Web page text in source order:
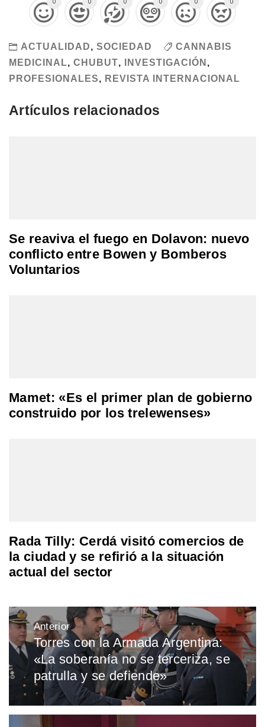
0 0 0 0 0 0
ACTUALIDAD, SOCIEDAD
CANNABIS
MEDICINAL, CHUBUT, INVESTIGACIÓN ,
PROFESIONALES, REVISTA INTERNACIONAL
Artículos relacionados
Se reaviva el fuego en Dolavon: nuevo
conflicto entre Bowen y Bomberos
Voluntarios
Mamet: «Es el primer plan de gobierno
construido por los trelewenses»
Rada Tilly: Cerdá visitó comercios de
la ciudad y se refirió a la situación
actual del sector
Navegación
de
entradas
Anterior
Entrada
anterior:
Torres con la Armada Argentina:
«La soberanía no se terceriza, se
patrulla y se defiende»